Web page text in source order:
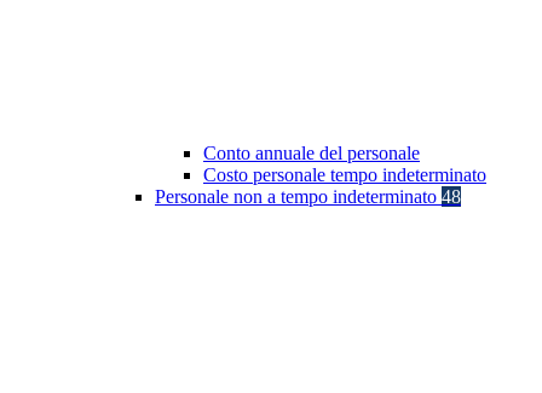
Conto annuale del personale
Costo personale tempo indeterminato
Personale non a tempo indeterminato 48